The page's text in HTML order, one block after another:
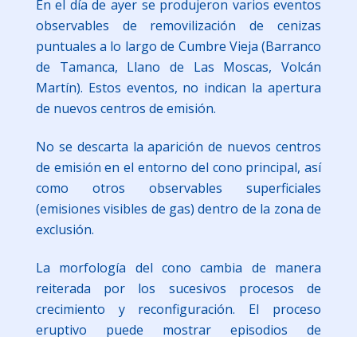
En el día de ayer se produjeron varios eventos
observables de removilización de cenizas
puntuales a lo largo de Cumbre Vieja (Barranco
de Tamanca, Llano de Las Moscas, Volcán
Martín). Estos eventos, no indican la apertura
de nuevos centros de emisión.
No se descarta la aparición de nuevos centros
de emisión en el entorno del cono principal, así
como otros observables superficiales
(emisiones visibles de gas) dentro de la zona de
exclusión.
La morfología del cono cambia de manera
reiterada por los sucesivos procesos de
crecimiento y reconfiguración. El proceso
eruptivo puede mostrar episodios de